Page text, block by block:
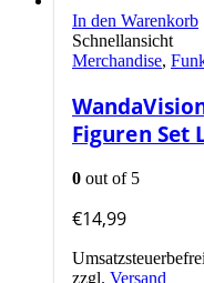
In den Warenkorb
Schnellansicht
Merchandise,
Figuren Set
0 out of 5
€14,99
zzgl. Versand